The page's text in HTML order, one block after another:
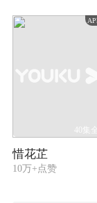
40集全
惜花芷
10万+点赞